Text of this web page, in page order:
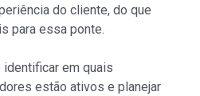
do cliente, do que
para essa ponte.
em quais
estão ativos e planejar